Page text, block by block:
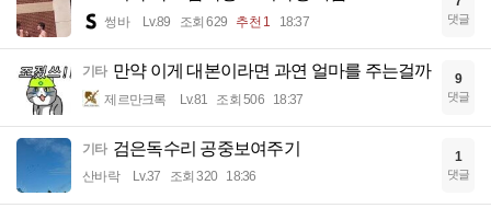
썽바 Lv.89 조회 629 추천 1 18:37 댓글
기타 만약 이게 대본이라면 과연 얼마를 주는걸까
제르만크록 Lv.81 조회 506 18:37
9
댓글
기타 검은독수리 공중보여주기
산바락 Lv.37 조회 320 18:36
1
댓글